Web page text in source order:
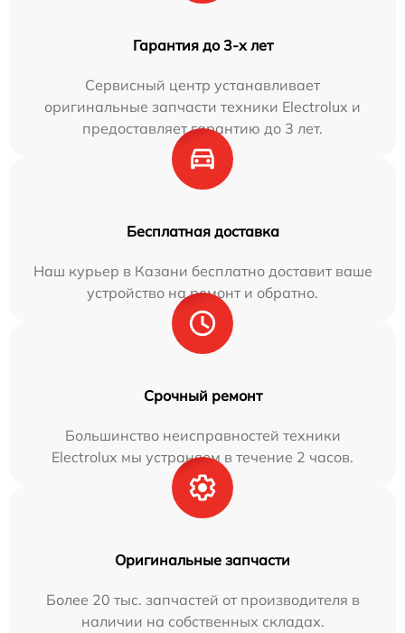
Гарантия до 3-х лет
Сервисный центр устанавливает
оригинальные запчасти техники Electrolux и
предоставляет гарантию до 3 лет.
Бесплатная доставка
Наш курьер в Казани бесплатно доставит ваше
устройство на ремонт и обратно.
Срочный ремонт
Большинство неисправностей техники
Electrolux мы устраняем в течение 2 часов.
Оригинальные запчасти
Более 20 тыс. запчастей от производителя в
наличии на собственных складах.